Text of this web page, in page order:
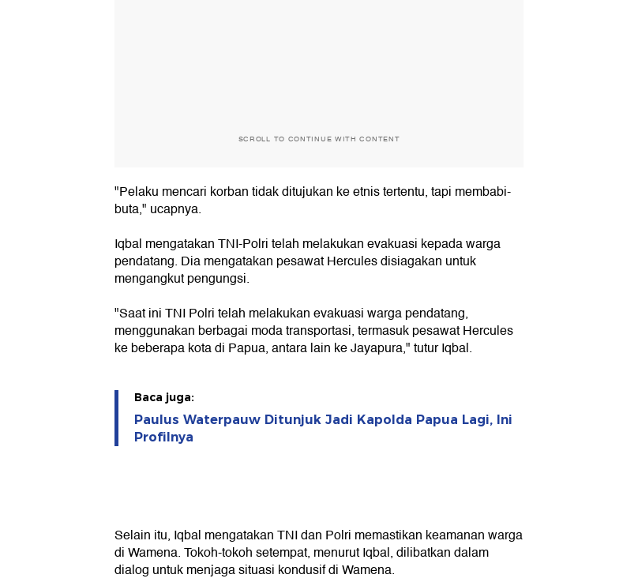
SCROLL TO CONTINUE WITH CONTENT
"Pelaku mencari korban tidak ditujukan ke etnis tertentu, tapi membabi-
buta," ucapnya.
Iqbal mengatakan TNI-Polri telah melakukan evakuasi kepada warga
pendatang. Dia mengatakan pesawat Hercules disiagakan untuk
mengangkut pengungsi.
"Saat ini TNI Polri telah melakukan evakuasi warga pendatang,
menggunakan berbagai moda transportasi, termasuk pesawat Hercules
ke beberapa kota di Papua, antara lain ke Jayapura," tutur Iqbal.
Baca juga:
Paulus Waterpauw Ditunjuk Jadi Kapolda Papua Lagi, Ini
Profilnya
Selain itu, Iqbal mengatakan TNI dan Polri memastikan keamanan warga
di Wamena. Tokoh-tokoh setempat, menurut Iqbal, dilibatkan dalam
dialog untuk menjaga situasi kondusif di Wamena.